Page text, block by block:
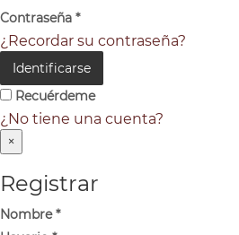
Contraseña *
¿Recordar su contraseña?
Identificarse
Recuérdeme
¿No tiene una cuenta?
×
Registrar
Nombre*